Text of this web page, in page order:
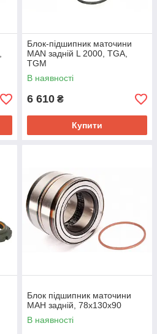
Блок-підшипник маточини
MAN задній L 2000, TGA,
TGM
В наявності
6 610 ₴
Купити
Блок підшипник маточини
МАН задній, 78x130x90
В наявності